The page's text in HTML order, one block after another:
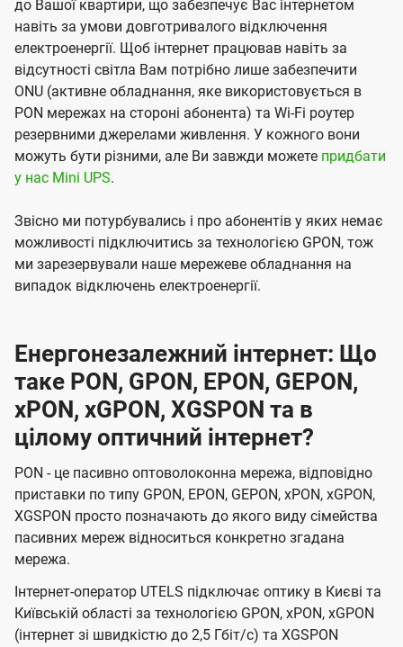
до Вашої квартири, що забезпечує Вас інтернетом
навіть за умови довготривалого відключення
електроенергії. Щоб інтернет працював навіть за
відсутності світла Вам потрібно лише забезпечити
ONU (активне обладнання, яке використовується в
PON мережах на стороні абонента) та Wi-Fi роутер
резервними джерелами живлення. У кожного вони
можуть бути різними, але Ви завжди можете придбати
у нас Mini UPS.
Звісно ми потурбувались і про абонентів у яких немає
можливості підключитись за технологією GPON, тож
ми зарезервували наше мережеве обладнання на
випадок відключень електроенергії.
Енергонезалежний інтернет: Що
таке PON, GPON, EPON, GEPON,
xPON, xGPON, XGSPON та в
цілому оптичний інтернет?
PON - це пасивно оптоволоконна мережа, відповідно
приставки по типу GPON, EPON, GEPON, xPON, xGPON,
XGSPON просто позначають до якого виду сімейства
пасивних мереж відноситься конкретно згадана
мережа.
Інтернет-оператор UTELS підключає оптику в Києві та
Київській області за технологією GPON, xPON, xGPON
(інтернет зі швидкістю до 2,5 Гбіт/с) та XGSPON